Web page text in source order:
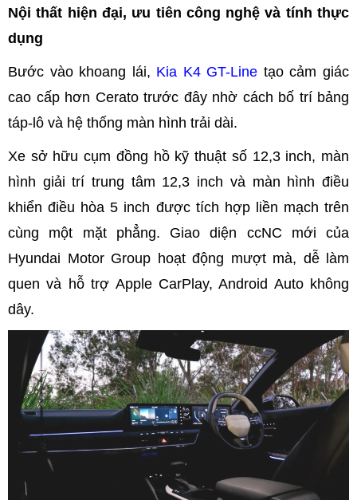
Nội thất hiện đại, ưu tiên công nghệ và tính thực
dụng
Bước vào khoang lái, Kia K4 GT-Line tạo cảm giác
cao cấp hơn Cerato trước đây nhờ cách bố trí bảng
táp-lô và hệ thống màn hình trải dài.
Xe sở hữu cụm đồng hồ kỹ thuật số 12,3 inch, màn
hình giải trí trung tâm 12,3 inch và màn hình điều
khiển điều hòa 5 inch được tích hợp liền mạch trên
cùng một mặt phẳng. Giao diện ccNC mới của
Hyundai Motor Group hoạt động mượt mà, dễ làm
quen và hỗ trợ Apple CarPlay, Android Auto không
dây.